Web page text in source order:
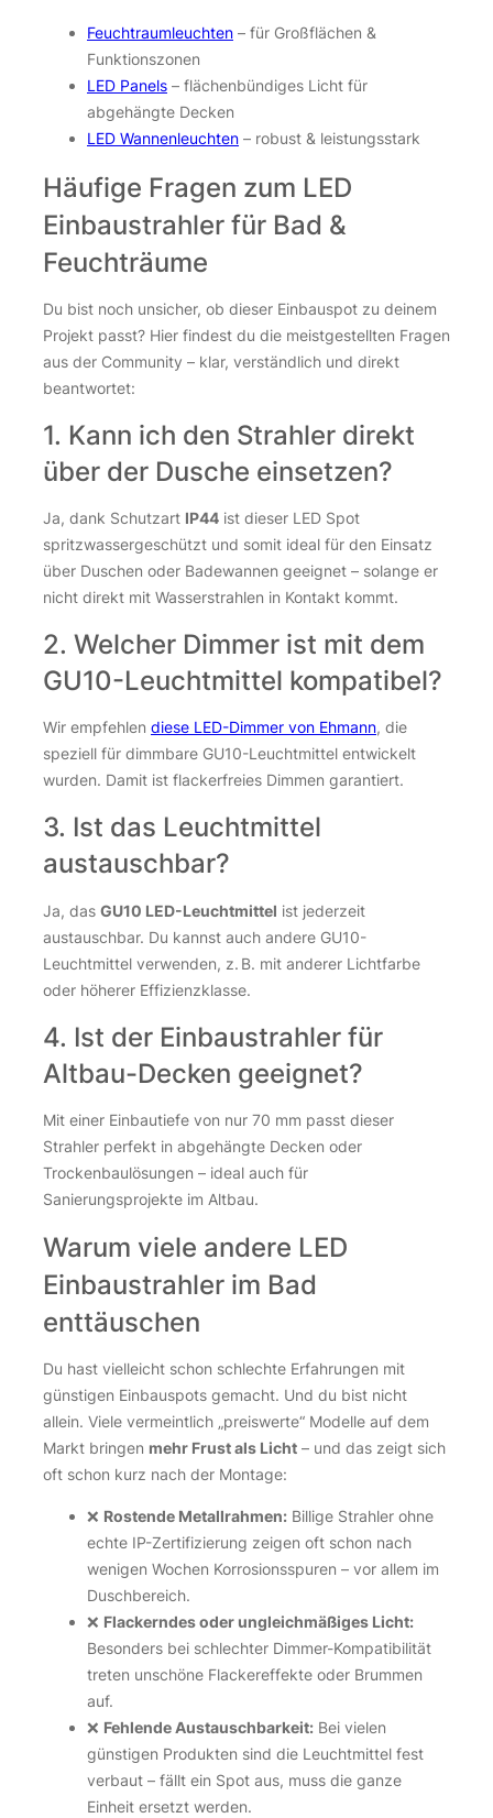
Feuchtraumleuchten – für Großflächen &
Funktionszonen
LED Panels – flächenbündiges Licht für
abgehängte Decken
LED Wannenleuchten – robust & leistungsstark
Häufige Fragen zum LED
Einbaustrahler für Bad &
Feuchträume
Du bist noch unsicher, ob dieser Einbauspot zu deinem
Projekt passt? Hier findest du die meistgestellten Fragen
aus der Community – klar, verständlich und direkt
beantwortet:
1. Kann ich den Strahler direkt
über der Dusche einsetzen?
Ja, dank Schutzart IP44 ist dieser LED Spot
spritzwassergeschützt und somit ideal für den Einsatz
über Duschen oder Badewannen geeignet – solange er
nicht direkt mit Wasserstrahlen in Kontakt kommt.
2. Welcher Dimmer ist mit dem
GU10-Leuchtmittel kompatibel?
Wir empfehlen diese LED-Dimmer von Ehmann, die
speziell für dimmbare GU10-Leuchtmittel entwickelt
wurden. Damit ist flackerfreies Dimmen garantiert.
3. Ist das Leuchtmittel
austauschbar?
Ja, das GU10 LED-Leuchtmittel ist jederzeit
austauschbar. Du kannst auch andere GU10-
Leuchtmittel verwenden, z. B. mit anderer Lichtfarbe
oder höherer Effizienzklasse.
4. Ist der Einbaustrahler für
Altbau-Decken geeignet?
Mit einer Einbautiefe von nur 70 mm passt dieser
Strahler perfekt in abgehängte Decken oder
Trockenbaulösungen – ideal auch für
Sanierungsprojekte im Altbau.
Warum viele andere LED
Einbaustrahler im Bad
enttäuschen
Du hast vielleicht schon schlechte Erfahrungen mit
günstigen Einbauspots gemacht. Und du bist nicht
allein. Viele vermeintlich „preiswerte“ Modelle auf dem
Markt bringen mehr Frust als Licht – und das zeigt sich
oft schon kurz nach der Montage:
❌ Rostende Metallrahmen: Billige Strahler ohne
echte IP-Zertifizierung zeigen oft schon nach
wenigen Wochen Korrosionsspuren – vor allem im
Duschbereich.
❌ Flackerndes oder ungleichmäßiges Licht:
Besonders bei schlechter Dimmer-Kompatibilität
treten unschöne Flackereffekte oder Brummen
auf.
❌ Fehlende Austauschbarkeit: Bei vielen
günstigen Produkten sind die Leuchtmittel fest
verbaut – fällt ein Spot aus, muss die ganze
Einheit ersetzt werden.